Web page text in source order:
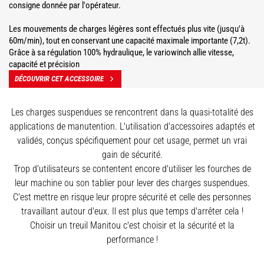
consigne donnée par l'opérateur.
Les mouvements de charges légères sont effectués plus vite (jusqu'à
60m/min), tout en conservant une capacité maximale importante (7,2t).
Grâce à sa régulation 100% hydraulique, le variowinch allie vitesse,
capacité et précision
DÉCOUVRIR CET ACCESSOIRE
Les charges suspendues se rencontrent dans la quasi-totalité des
applications de manutention. L'utilisation d'accessoires adaptés et
validés, conçus spécifiquement pour cet usage, permet un vrai
gain de sécurité.
Trop d'utilisateurs se contentent encore d'utiliser les fourches de
leur machine ou son tablier pour lever des charges suspendues.
C'est mettre en risque leur propre sécurité et celle des personnes
travaillant autour d'eux. Il est plus que temps d'arrêter cela !
Choisir un treuil Manitou c'est choisir et la sécurité et la
performance !